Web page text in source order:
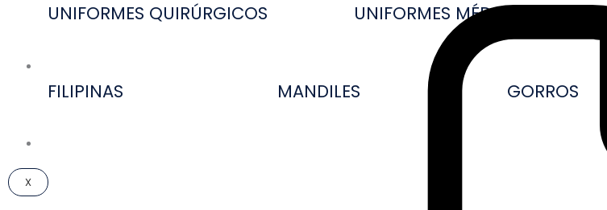
UNIFORMES QUIRÚRGICOS UNIFORMES MÉDICOS
FILIPINAS MANDILES GORROS
X